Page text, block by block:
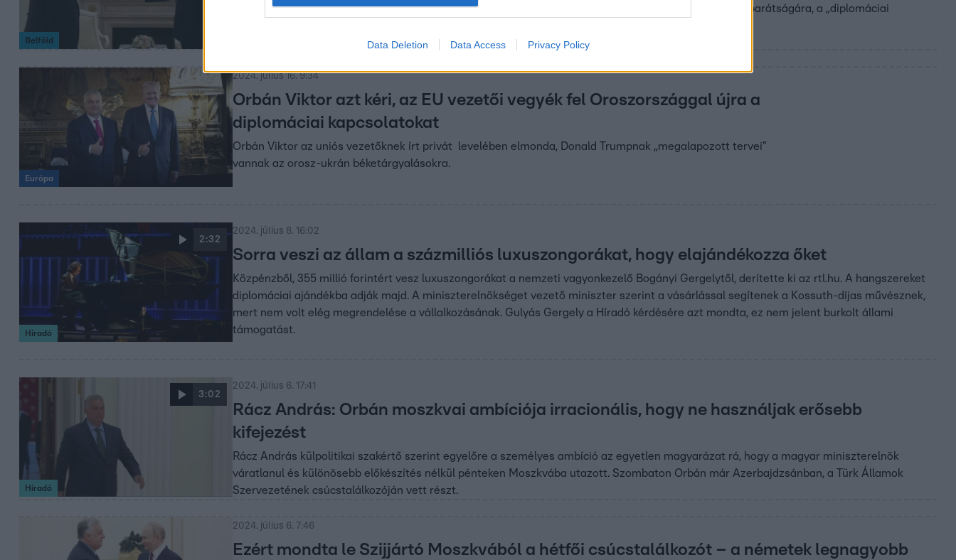
Data Deletion Data Access Privacy Policy
Belföld
Sz. Bíró Zoltán külügyi szakértő szerint nincs racionális magyarázat Orbán Viktor és az orosz vezető barátságára, a „diplomáciai
Európa
2024. július 16. 9:34
Orbán Viktor azt kéri, az EU vezetői vegyék fel Oroszországgal újra a
diplomáciai kapcsolatokat
Orbán Viktor az uniós vezetőknek írt privát levelében elmonda, Donald Trumpnak „megalapozott tervei”
vannak az orosz-ukrán béketárgyalásokra.
2:32
Híradó
2024. július 8. 16:02
Sorra veszi az állam a százmilliós luxuszongorákat, hogy elajándékozza őket
Közpénzből, 355 millió forintért vesz luxuszongorákat a nemzeti vagyonkezelő Bogányi Gergelytől, derítette ki az rtl.hu. A hangszereket
diplomáciai ajándékba adják majd. A miniszterelnökséget vezető miniszter szerint a vásárlással segítenek a Kossuth-díjas művésznek,
mert nem volt elég megrendelése a vállalkozásának. Gulyás Gergely a Híradó kérdésére azt mondta, ez nem jelent burkolt állami
támogatást.
3:02
Híradó
2024. július 6. 17:41
Rácz András: Orbán moszkvai ambíciója irracionális, hogy ne használjak erősebb
kifejezést
Rácz András külpolitikai szakértő szerint egyelőre a személyes ambíció az egyetlen magyarázat rá, hogy a magyar miniszterelnök
váratlanul és különösebb előkészítés nélkül pénteken Moszkvába utazott. Szombaton Orbán már Azerbajdzsánban, a Türk Államok
Szervezetének csúcstalálkozóján vett részt.
2024. július 6. 7:46
Ezért mondta le Szijjártó Moszkvából a hétfői csúcstalálkozót – a németek legnagyobb